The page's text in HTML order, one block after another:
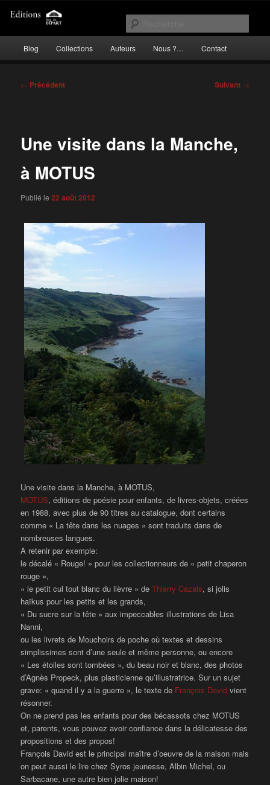
principalEditions Rue du Départ
Blog Collections Auteurs Nous ?… Contact
Navigation
← Précédent Suivant →
Une visite dans la Manche,
à MOTUS
Publié le22 août 2012
Une visite dans la Manche, à MOTUS,
MOTUS, éditions de poésie pour enfants, de livres-objets, créées
en 1988, avec plus de 90 titres au catalogue, dont certains
comme « La tête dans les nuages » sont traduits dans de
nombreuses langues.
A retenir par exemple:
le décalé « Rouge! » pour les collectionneurs de « petit chaperon
rouge »,
« le petit cul tout blanc du lièvre » deThierry Cazals, si jolis
haïkus pour les petits et les grands,
« Du sucre sur la tête » aux impeccables illustrations de Lisa
Nanni,
ou les livrets de Mouchoirs de poche où textes et dessins
simplissimes sont d’une seule et même personne, ou encore
« Les étoiles sont tombées », du beau noir et blanc, des photos
d’Agnès Propeck, plus plasticienne qu’illustratrice. Sur un sujet
grave: « quand il y a la guerre », le texte de François David vient
résonner.
On ne prend pas les enfants pour des bécassots chez MOTUS
et, parents, vous pouvez avoir confiance dans la délicatesse des
propositions et des propos!
François David est le principal maître d’oeuvre de la maison mais
on peut aussi le lire chez Syros jeunesse, Albin Michel, ou
Sarbacane, une autre bien jolie maison!